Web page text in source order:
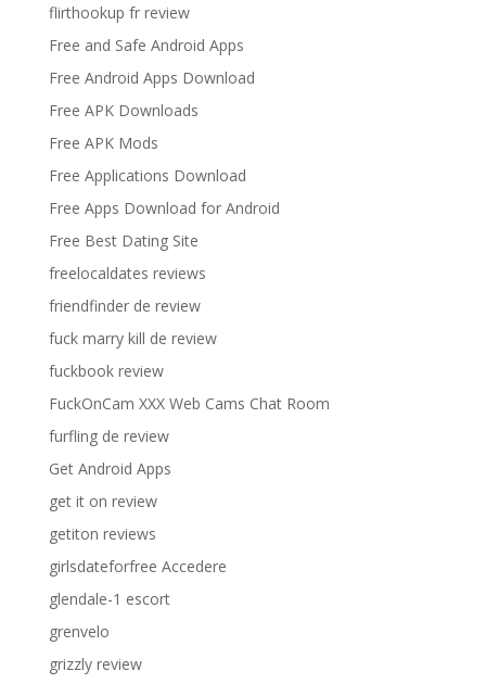
flirthookup fr review
Free and Safe Android Apps
Free Android Apps Download
Free APK Downloads
Free APK Mods
Free Applications Download
Free Apps Download for Android
Free Best Dating Site
freelocaldates reviews
friendfinder de review
fuck marry kill de review
fuckbook review
FuckOnCam XXX Web Cams Chat Room
furfling de review
Get Android Apps
get it on review
getiton reviews
girlsdateforfree Accedere
glendale-1 escort
grenvelo
grizzly review